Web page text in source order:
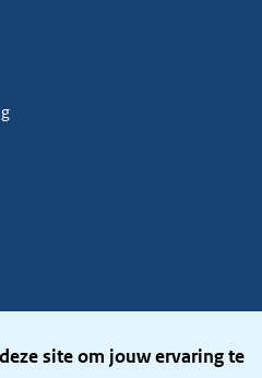
site om jouw ervaring te